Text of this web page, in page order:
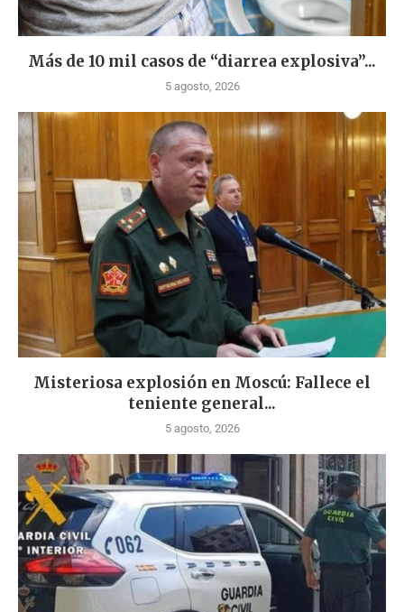
Más de 10 mil casos de “diarrea explosiva”...
5 agosto, 2026
Misteriosa explosión en Moscú: Fallece el
teniente general...
5 agosto, 2026